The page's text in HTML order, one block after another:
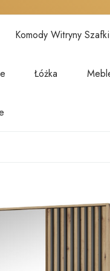
Komody Witryny
Łóżka